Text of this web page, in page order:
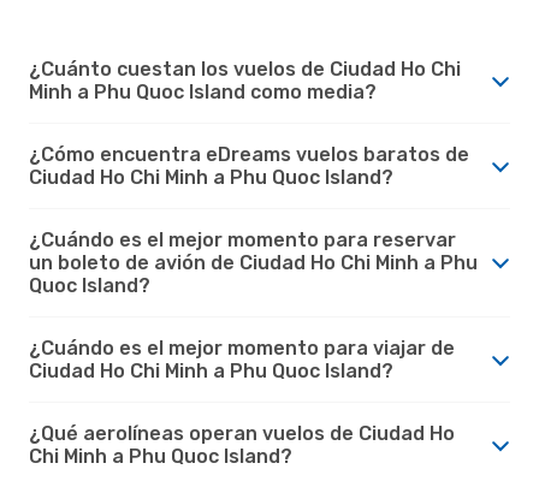
¿Cuánto cuestan los vuelos de Ciudad Ho Chi
Minh a Phu Quoc Island como media?
¿Cómo encuentra eDreams vuelos baratos de
Ciudad Ho Chi Minh a Phu Quoc Island?
¿Cuándo es el mejor momento para reservar
un boleto de avión de Ciudad Ho Chi Minh a Phu
Quoc Island?
¿Cuándo es el mejor momento para viajar de
Ciudad Ho Chi Minh a Phu Quoc Island?
¿Qué aerolíneas operan vuelos de Ciudad Ho
Chi Minh a Phu Quoc Island?